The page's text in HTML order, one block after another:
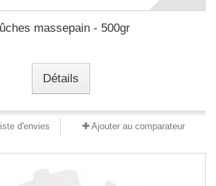
massepain - 500gr
Détails
d'envies Ajouter au comparateur